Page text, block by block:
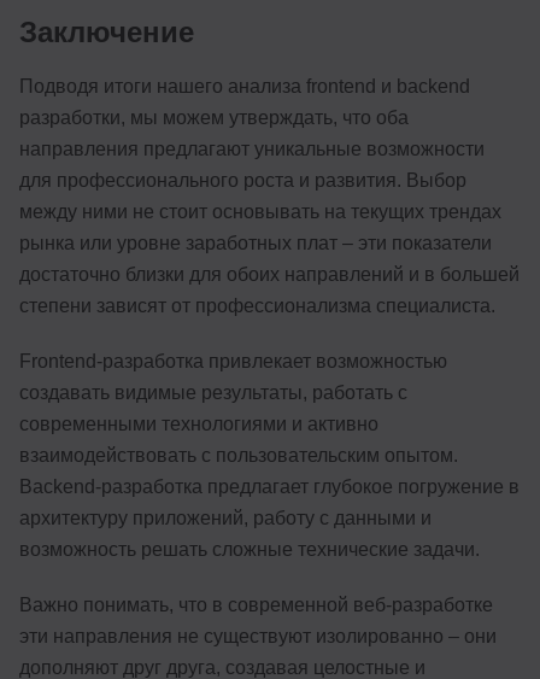
Заключение
Подводя итоги нашего анализа frontend и backend
разработки, мы можем утверждать, что оба
направления предлагают уникальные возможности
для профессионального роста и развития. Выбор
между ними не стоит основывать на текущих трендах
рынка или уровне заработных плат – эти показатели
достаточно близки для обоих направлений и в большей
степени зависят от профессионализма специалиста.
Frontend-разработка привлекает возможностью
создавать видимые результаты, работать с
современными технологиями и активно
взаимодействовать с пользовательским опытом.
Backend-разработка предлагает глубокое погружение в
архитектуру приложений, работу с данными и
возможность решать сложные технические задачи.
Важно понимать, что в современной веб-разработке
эти направления не существуют изолированно – они
дополняют друг друга, создавая целостные и